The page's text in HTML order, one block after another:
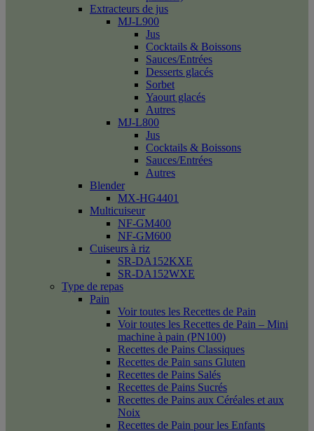
Extracteurs de jus
MJ-L900
Jus
Cocktails & Boissons
Sauces/Entrées
Desserts glacés
Sorbet
Yaourt glacés
Autres
MJ-L800
Jus
Cocktails & Boissons
Sauces/Entrées
Autres
Blender
MX-HG4401
Multicuiseur
NF-GM400
NF-GM600
Cuiseurs à riz
SR-DA152KXE
SR-DA152WXE
Type de repas
Pain
Voir toutes les Recettes de Pain
Voir toutes les Recettes de Pain – Mini
machine à pain (PN100)
Recettes de Pains Classiques
Recettes de Pain sans Gluten
Recettes de Pains Salés
Recettes de Pains Sucrés
Recettes de Pains aux Céréales et aux
Noix
Recettes de Pain pour les Enfants